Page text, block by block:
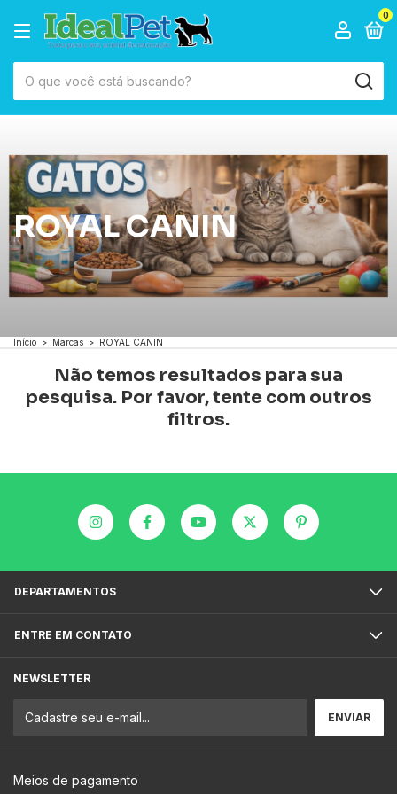
0
ROYAL CANIN
Início > Marcas > ROYAL CANIN
Não temos resultados para sua
pesquisa. Por favor, tente com outros
filtros.
DEPARTAMENTOS
ENTRE EM CONTATO
NEWSLETTER
Meios de pagamento